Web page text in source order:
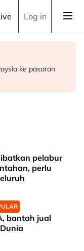
Log in
kepada AJ
di dapur, ambil
ke pasaran
pelabur
perlu
bantah jual